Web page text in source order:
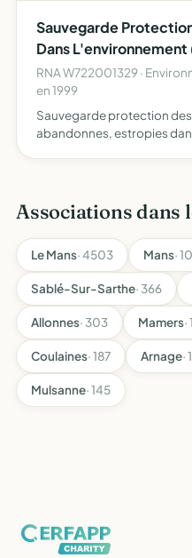
Sauvegarde
Dans L'environnement
RNA W722001329 ·
en 1999
Sauvegarde protection
abandonnes, estropies
Associations dans
Le Mans· 4503 Mans·
Sablé-Sur-Sarthe· 366
Allonnes· 303 Mamers
Coulaines· 187 Arnage·
Mulsanne· 145